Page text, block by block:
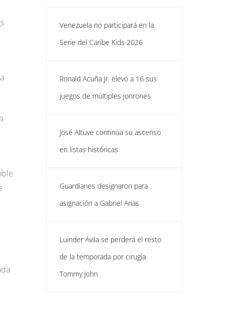
Venezuela no participará en la
Serie del Caribe Kids 2026
Ronald Acuña Jr. elevó a 16 sus
juegos de múltiples jonrones
José Altuve continúa su ascenso
en listas históricas
Guardianes designaron para
asignación a Gabriel Arias
Luinder Ávila se perderá el resto
de la temporada por cirugía
Tommy John